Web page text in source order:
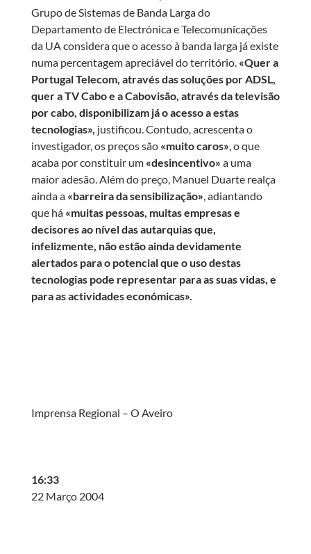
Grupo de Sistemas de Banda Larga do
Departamento de Electrónica e Telecomunicações
da UA considera que o acesso à banda larga já existe
numa percentagem apreciável do território. «Quer a
Portugal Telecom, através das soluções por ADSL,
quer a TV Cabo e a Cabovisão, através da televisão
por cabo, disponibilizam já o acesso a estas
tecnologias», justificou. Contudo, acrescenta o
investigador, os preços são «muito caros», o que
acaba por constituir um «desincentivo» a uma
maior adesão. Além do preço, Manuel Duarte realça
ainda a «barreira da sensibilização», adiantando
que há «muitas pessoas, muitas empresas e
decisores ao nível das autarquias que,
infelizmente, não estão ainda devidamente
alertados para o potencial que o uso destas
tecnologias pode representar para as suas vidas, e
para as actividades económicas».
Imprensa Regional – O Aveiro
16:33
22 Março 2004